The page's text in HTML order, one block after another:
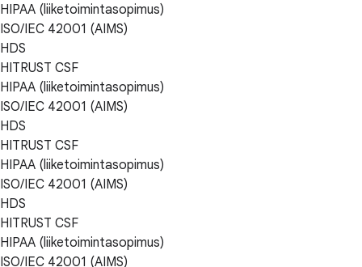
HIPAA (liiketoimintasopimus)
ISO/IEC 42001 (AIMS)
HDS
HITRUST CSF
HIPAA (liiketoimintasopimus)
ISO/IEC 42001 (AIMS)
HDS
HITRUST CSF
HIPAA (liiketoimintasopimus)
ISO/IEC 42001 (AIMS)
HDS
HITRUST CSF
HIPAA (liiketoimintasopimus)
ISO/IEC 42001 (AIMS)